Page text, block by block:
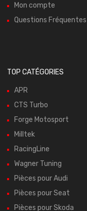
Mon compte
Questions Fréquentes
TOP CATÉGORIES
APR
CTS Turbo
Forge Motosport
Milltek
RacingLine
Wagner Tuning
Pièces pour Audi
Pièces pour Seat
Pièces pour Skoda